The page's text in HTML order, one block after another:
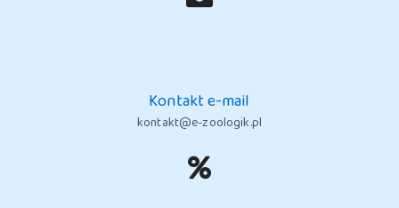
Kontakt e-mail
kontakt@e-zoologik.pl